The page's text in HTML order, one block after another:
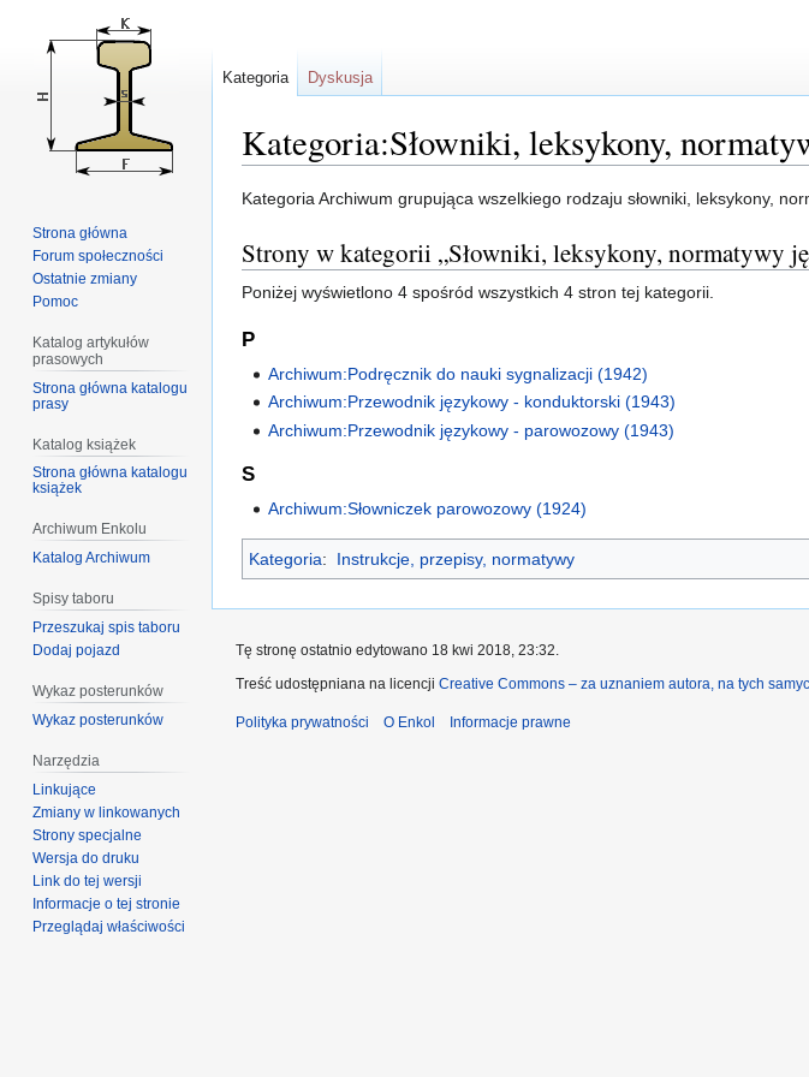
Kategoria:Słowniki, leksykony,
Przejdź
nawigacji
Przejdź
wyszukiwania
Kategoria Archiwum grupująca wszelkiego rodzaju słowniki, leksykony,
Strony w kategorii „Słowniki, leksykony, normatywy
Poniżej wyświetlono 4 spośród wszystkich 4 stron tej kategorii.
P
Archiwum:Podręcznik do nauki sygnalizacji (1942)
Archiwum:Przewodnik językowy - konduktorski (1943)
Archiwum:Przewodnik językowy - parowozowy (1943)
S
Archiwum:Słowniczek parowozowy (1924)
Kategoria: Instrukcje, przepisy, normatywy
Kategoria Dyskusja
Strona główna
Forum społeczności
Ostatnie zmiany
Pomoc
Katalog artykułów
prasowych
Strona główna katalogu
prasy
Katalog książek
Strona główna katalogu
książek
Archiwum Enkolu
Katalog Archiwum
Spisy taboru
Przeszukaj spis taboru
Dodaj pojazd
Wykaz posterunków
Wykaz posterunków
Narzędzia
Linkujące
Zmiany w linkowanych
Strony specjalne
Wersja do druku
Link do tej wersji
Informacje o tej stronie
Przeglądaj właściwości
Tę stronę ostatnio edytowano 18 kwi 2018, 23:32.
Treść udostępniana na licencji Creative Commons – za uznaniem autora, na tych
Polityka prywatności O Enkol Informacje prawne